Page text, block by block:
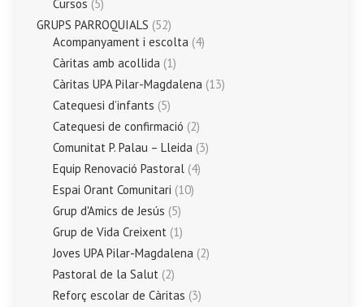
Cursos (5)
GRUPS PARROQUIALS (52)
Acompanyament i escolta (4)
Càritas amb acollida (1)
Càritas UPA Pilar-Magdalena (13)
Catequesi d’infants (5)
Catequesi de confirmació (2)
Comunitat P. Palau – Lleida (3)
Equip Renovació Pastoral (4)
Espai Orant Comunitari (10)
Grup d'Amics de Jesús (5)
Grup de Vida Creixent (1)
Joves UPA Pilar-Magdalena (2)
Pastoral de la Salut (2)
Reforç escolar de Càritas (3)